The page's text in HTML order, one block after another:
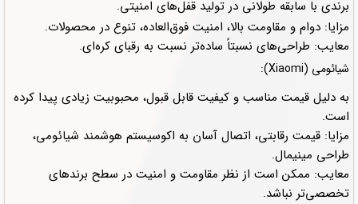
برندی با سابقه طولانی در تولید قفل‌های امنیتی.
مزایا: دوام و مقاومت بالا، امنیت فوق‌العاده، تنوع در محصولات.
معایب: طراحی‌های نسبتاً ساده‌تر نسبت به رقبای کره‌ای.
شیائومی (Xiaomi):
به دلیل قیمت مناسب و کیفیت قابل قبول، محبوبیت زیادی پیدا کرده
است.
مزایا: قیمت رقابتی، اتصال آسان به اکوسیستم هوشمند شیائومی،
طراحی مینیمال.
معایب: ممکن است از نظر مقاومت و امنیت در سطح برندهای
تخصصی‌تر نباشد.